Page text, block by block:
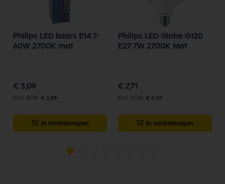
Philips LED kaars E14 7-
60W 2700K mat
€ 3,09
€ 2,55
In winkelwagen
Philips LED Globe G120
E27 7W 2700K Mat
€ 7,71
€ 6,37
In winkelwagen